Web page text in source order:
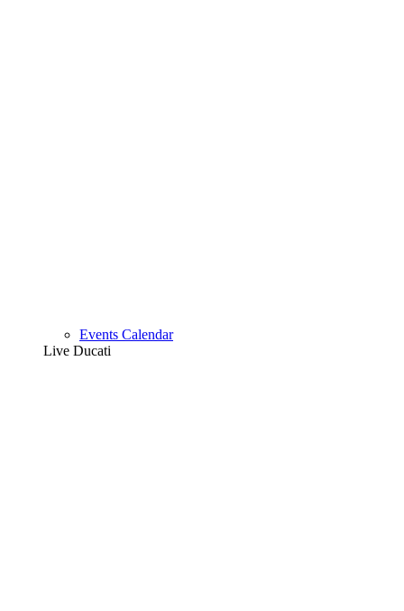
Events Calendar
Live Ducati